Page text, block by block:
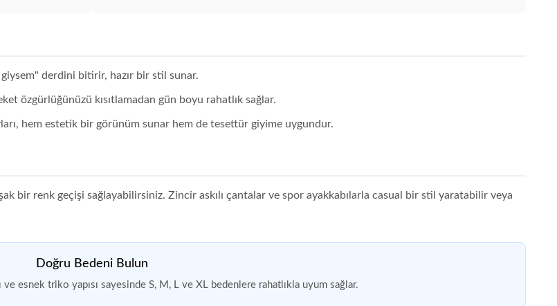
derdini bitirir, hazır bir stil sunar.
özgürlüğünüzü kısıtlamadan gün boyu rahatlık sağlar.
hem estetik bir görünüm sunar hem de tesettür giyime uygundur.
bir renk geçişi sağlayabilirsiniz. Zincir askılı çantalar ve spor ayakkabılarla casual bir stil yaratabilir veya
Doğru Bedeni Bulun
esnek triko yapısı sayesinde S, M, L ve XL bedenlere rahatlıkla uyum sağlar.